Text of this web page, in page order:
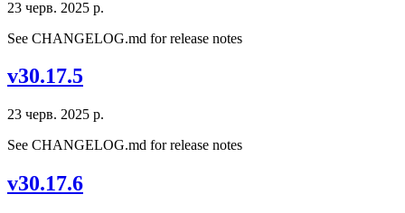
23 черв. 2025 р.
See CHANGELOG.md for release notes
v30.17.5
23 черв. 2025 р.
See CHANGELOG.md for release notes
v30.17.6